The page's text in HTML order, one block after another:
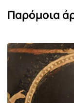
Παρόμοια